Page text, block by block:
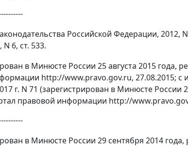
Российской Федерации, 2012, N
N 6, ст. 533.
в Минюсте России 25 августа 2015
http://www.pravo.gov.ru, 27.08.2015;
г. N 71 (зарегистрирован в Минюсте
правовой информации http://
в Минюсте России 29 сентября 2014